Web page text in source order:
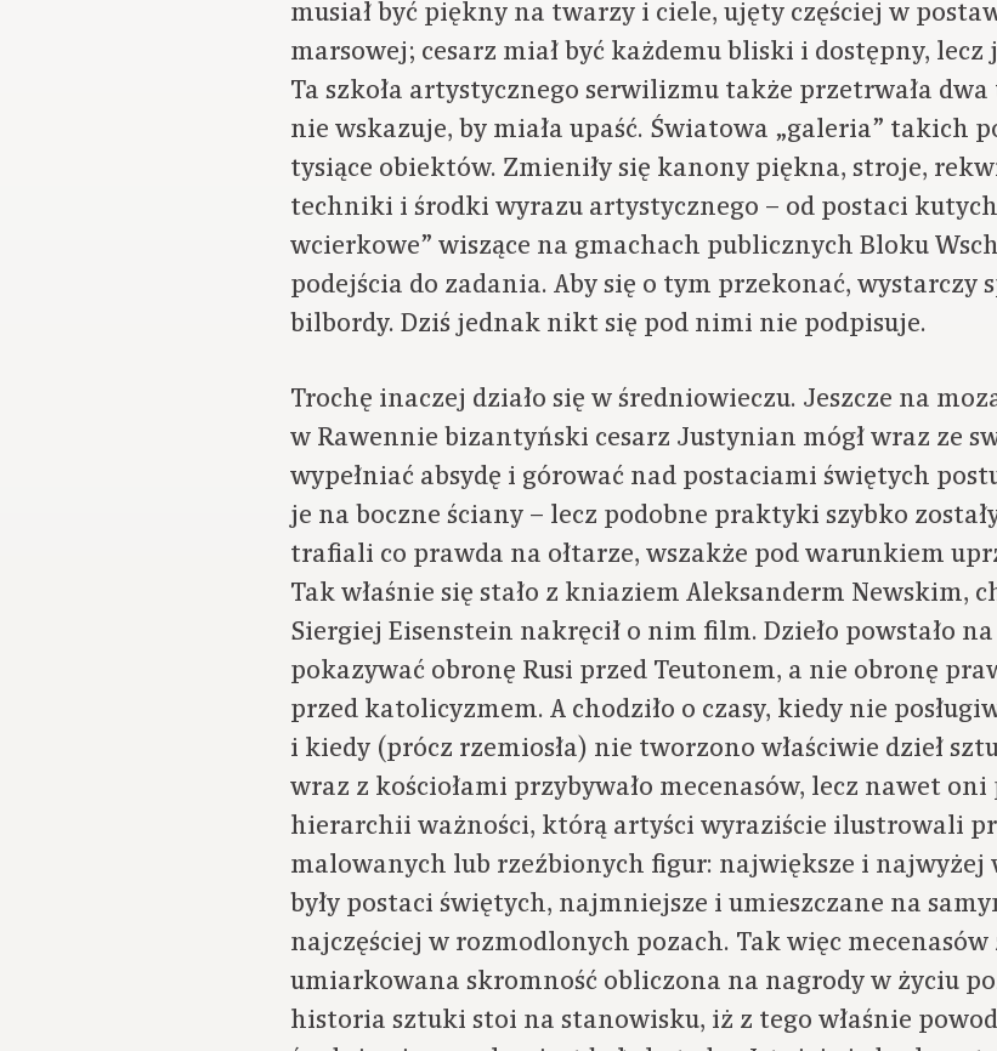
musiał być piękny na twarzy i ciele, ujęty częściej w
marsowej; cesarz miał być każdemu bliski i dostępny,
Ta szkoła artystycznego serwilizmu także przetrwała
nie wskazuje, by miała upaść. Światowa „galeria” takich
tysiące obiektów. Zmieniły się kanony piękna, stroje,
techniki i środki wyrazu artystycznego – od postaci
wcierkowe” wiszące na gmachach publicznych Bloku
podejścia do zadania. Aby się o tym przekonać, wystarczy
bilbordy. Dziś jednak nikt się pod nimi nie podpisuje.
Trochę inaczej działo się w średniowieczu. Jeszcze na
w Rawennie bizantyński cesarz Justynian mógł wraz ze
wypełniać absydę i górować nad postaciami świętych
je na boczne ściany – lecz podobne praktyki szybko
trafiali co prawda na ołtarze, wszakże pod warunkiem
Tak właśnie się stało z kniaziem Aleksanderm Newskim,
Siergiej Eisenstein nakręcił o nim film. Dzieło powstało
pokazywać obronę Rusi przed Teutonem, a nie obronę
przed katolicyzmem. A chodziło o czasy, kiedy nie
i kiedy (prócz rzemiosła) nie tworzono właściwie dzieł
wraz z kościołami przybywało mecenasów, lecz nawet
hierarchii ważności, którą artyści wyraziście ilustrowali
malowanych lub rzeźbionych figur: największe i najwyżej
były postaci świętych, najmniejsze i umieszczane na
najczęściej w rozmodlonych pozach. Tak więc mecenasów
umiarkowana skromność obliczona na nagrody w życiu
historia sztuki stoi na stanowisku, iż z tego właśnie